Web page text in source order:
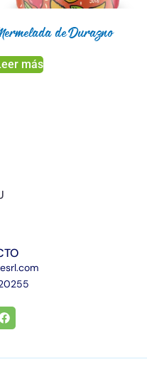
de Durazno
más